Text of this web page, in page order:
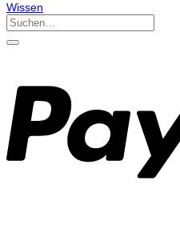
Wissen
Suchen
nach: